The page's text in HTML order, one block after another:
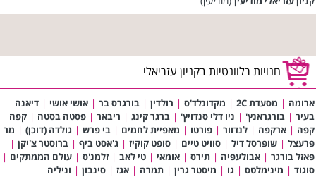
חנויות רלוונטיות בקניון עזריאלי
ארומה | מסעדת 2C | מקדונלד'ס | רולדין | בורגרס בר | אושי אושי | דיאנה
בעיר | בורגראנץ' | ניו דלי סנדויץ' | ברגר קינג | ריבאר | פסטה בסטה | קפה
קפה | ארקפה | לנדוור | פורטו | מאפיית לחמים | בי פרש | גולדה (דוכן) | מר
פרעצל | שופרסל דיל | סוויט טיים | סופט קוקיז | ג'אסט ביף | ברוסטר צ'יקן |
פאזל בורגר | אבולעפיה | תירס | אומאי | טי לאב | זלמנ'ס | עולם הממתקים |
סוגוד | מינימלטס | גו | מיסטר גרין | תמרה | אגז | סינבון | וניליה